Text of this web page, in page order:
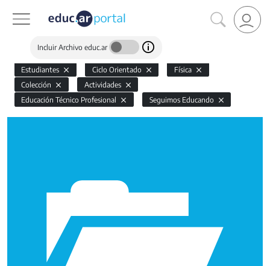
Incluir Archivo educ.ar
Estudiantes Ciclo Orientado
Física
Colección
Actividades
Educación Técnico Profesional
Seguimos Educando